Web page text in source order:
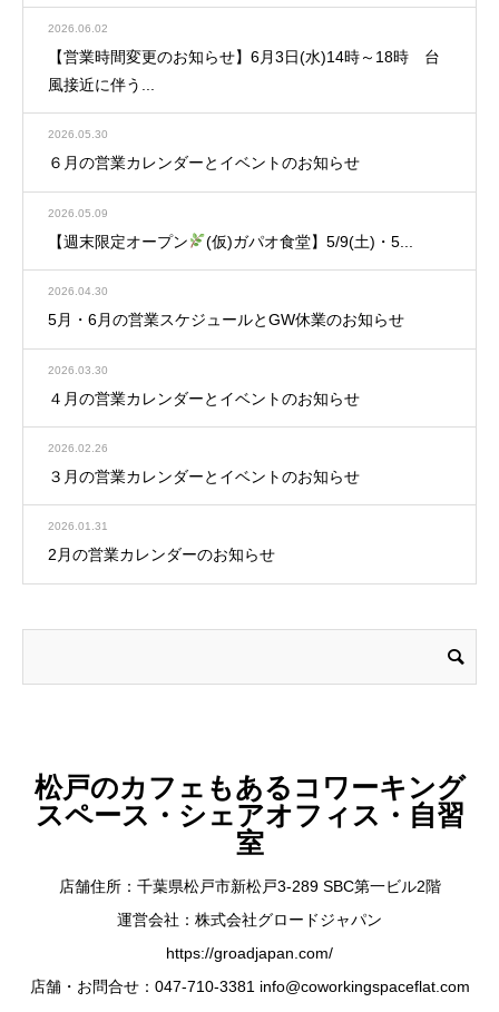
2026.06.02
【営業時間変更のお知らせ】6月3日(水)14時～18時 台
風接近に伴う...
2026.05.30
６月の営業カレンダーとイベントのお知らせ
2026.05.09
【週末限定オープン (仮)ガパオ食堂】5/9(土)・5...
2026.04.30
5月・6月の営業スケジュールとGW休業のお知らせ
2026.03.30
４月の営業カレンダーとイベントのお知らせ
2026.02.26
３月の営業カレンダーとイベントのお知らせ
2026.01.31
2月の営業カレンダーのお知らせ
松戸のカフェもあるコワーキング
スペース・シェアオフィス・自習
室
店舗住所：千葉県松戸市新松戸3-289 SBC第一ビル2階
運営会社：株式会社グロードジャパン
https://groadjapan.com/
店舗・お問合せ：047-710-3381 info@coworkingspaceflat.com